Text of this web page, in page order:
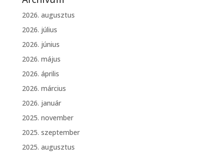
2026. augusztus
2026. július
2026. június
2026. május
2026. április
2026. március
2026. január
2025. november
2025. szeptember
2025. augusztus